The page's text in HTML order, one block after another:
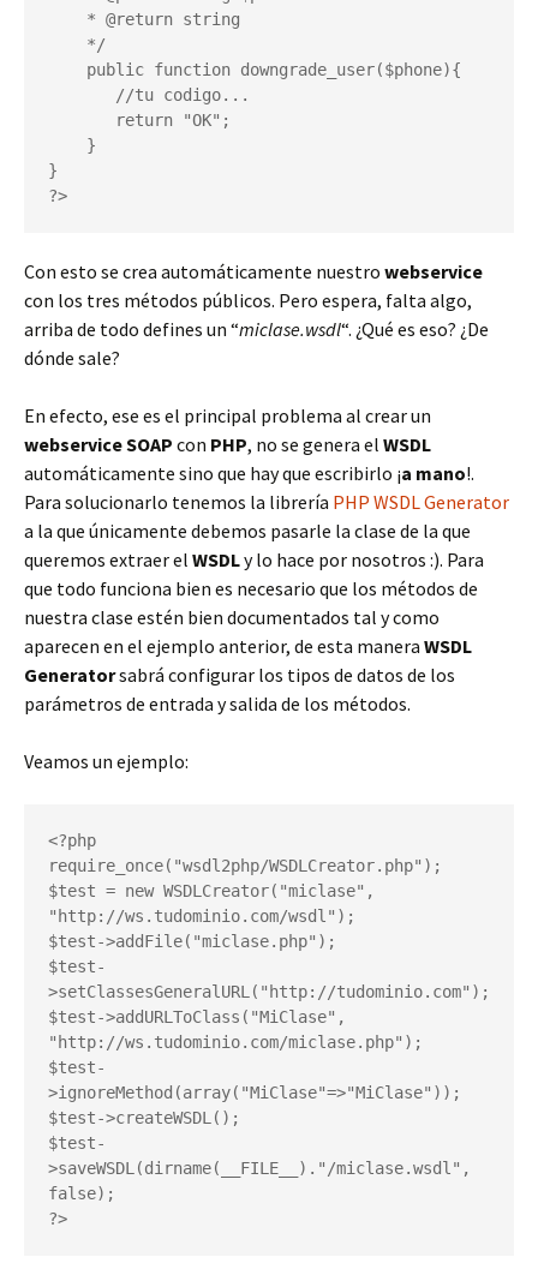
}
?>
Con esto se crea automáticamente nuestro webservice
con los tres métodos públicos. Pero espera, falta algo,
arriba de todo defines un “miclase.wsdl“. ¿Qué es eso? ¿De
dónde sale?
En efecto, ese es el principal problema al crear un
webservice SOAP con PHP, no se genera el WSDL
automáticamente sino que hay que escribirlo ¡a mano!.
Para solucionarlo tenemos la librería PHP WSDL Generator
a la que únicamente debemos pasarle la clase de la que
queremos extraer el WSDLy lo hace por nosotros :). Para
que todo funciona bien es necesario que los métodos de
nuestra clase estén bien documentados tal y como
aparecen en el ejemplo anterior, de esta manera WSDL
Generatorsabrá configurar los tipos de datos de los
parámetros de entrada y salida de los métodos.
Veamos un ejemplo:
<?php
require_once("wsdl2php/WSDLCreator.php");
$test = new WSDLCreator("miclase",
"http://ws.tudominio.com/wsdl");
$test->addFile("miclase.php");
$test-
>setClassesGeneralURL("http://tudominio.com");
$test->addURLToClass("MiClase",
"http://ws.tudominio.com/miclase.php");
$test-
>ignoreMethod(array("MiClase"=>"MiClase"));
$test->createWSDL();
$test-
>saveWSDL(dirname(__FILE__)."/miclase.wsdl",
false);
?>